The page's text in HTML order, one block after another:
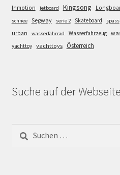
Inmotion jetboard Kingsong
schnee Segway serie 2 Skateboard spass
urban wasserfahrrad Wasserfahrzeug
yachttoy yachttoys Österreich
Suche auf der Webseite
Suchen
nach: